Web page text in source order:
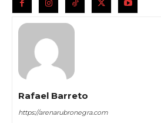
Rafael Barreto
https://arenarubronegra.com